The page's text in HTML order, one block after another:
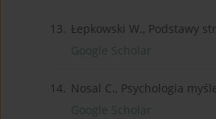
13. Łepkowski W., Podstawy
Google Scholar
14. Nosal C., Psychologia
Google Scholar